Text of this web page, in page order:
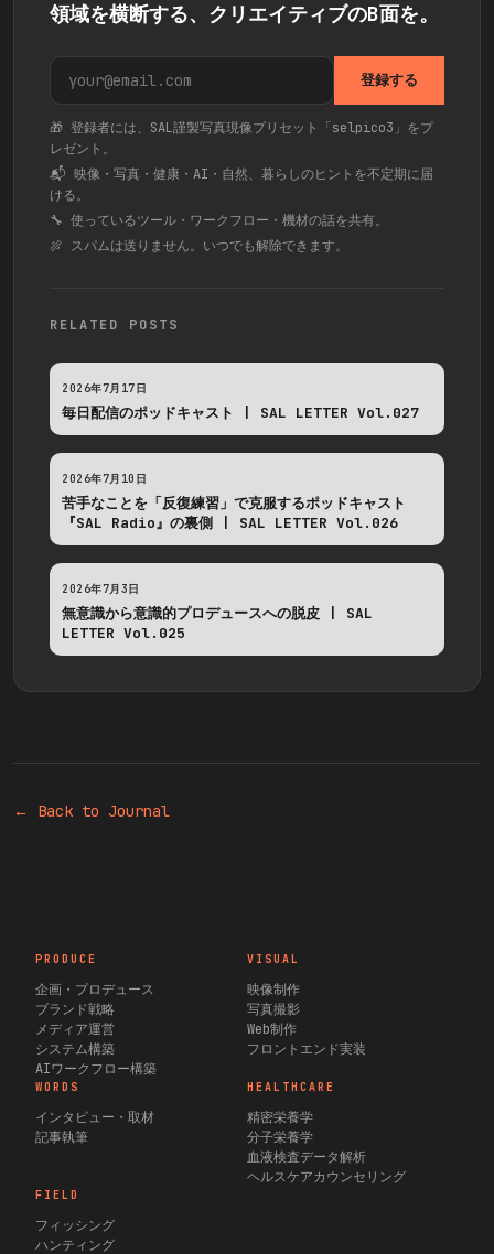
領域を横断する、クリエイティブのB面を。
登録する
🎁 登録者には、SAL謹製写真現像プリセット「selpico3」をプ
レゼント。
📬 映像・写真・健康・AI・自然、暮らしのヒントを不定期に届
ける。
🔧 使っているツール・ワークフロー・機材の話を共有。
🍖 スパムは送りません。いつでも解除できます。
RELATED POSTS
2026年7月17日
毎日配信のポッドキャスト | SAL LETTER Vol.027
2026年7月10日
苦手なことを「反復練習」で克服するポッドキャスト
『SAL Radio』の裏側 | SAL LETTER Vol.026
2026年7月3日
無意識から意識的プロデュースへの脱皮 | SAL
LETTER Vol.025
← Back to Journal
PRODUCE
企画・プロデュース
ブランド戦略
メディア運営
システム構築
AIワークフロー構築
VISUAL
映像制作
写真撮影
Web制作
フロントエンド実装
WORDS
インタビュー・取材
記事執筆
HEALTHCARE
精密栄養学
分子栄養学
血液検査データ解析
ヘルスケアカウンセリング
FIELD
フィッシング
ハンティング